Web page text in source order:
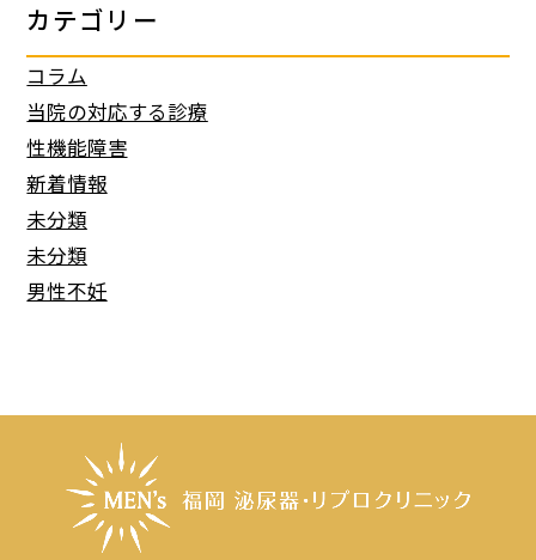
カテゴリー
コラム
当院の対応する診療
性機能障害
新着情報
未分類
未分類
男性不妊